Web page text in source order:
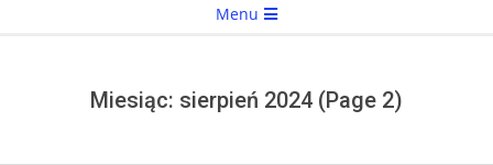
Menu
Miesiąc: sierpień 2024 (Page 2)